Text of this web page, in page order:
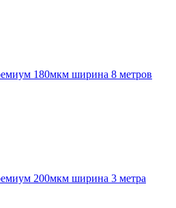
180мкм ширина 8 метров
200мкм ширина 3 метра